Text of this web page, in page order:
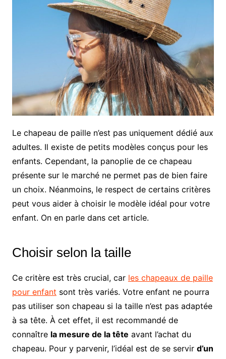
Le chapeau de paille n’est pas uniquement dédié aux
adultes. Il existe de petits modèles conçus pour les
enfants. Cependant, la panoplie de ce chapeau
présente sur le marché ne permet pas de bien faire
un choix. Néanmoins, le respect de certains critères
peut vous aider à choisir le modèle idéal pour votre
enfant. On en parle dans cet article.
Choisir selon la taille
Ce critère est très crucial, car les chapeaux de paille
pour enfant sont très variés. Votre enfant ne pourra
pas utiliser son chapeau si la taille n’est pas adaptée
à sa tête. À cet effet, il est recommandé de
connaître la mesure de la tête avant l’achat du
chapeau. Pour y parvenir, l’idéal est de se servir d’un